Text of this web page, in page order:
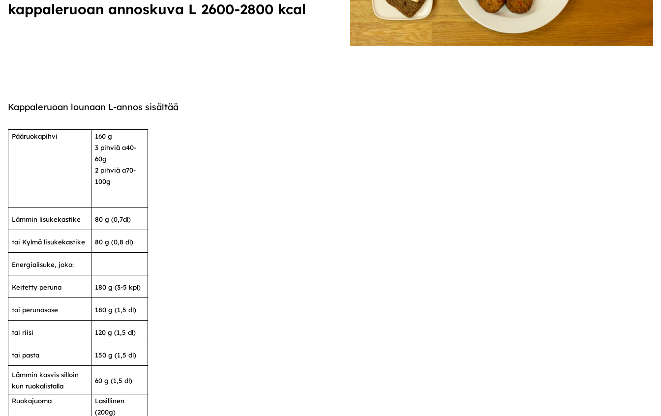
kappaleruoan annoskuva L 2600-2800 kcal
Kappaleruoan lounaan L-annos sisältää
Pääruokapihvi
160 g
3 pihviä a40-
60g
2 pihviä a70-
100g
Lämmin lisukekastike 80 g (0,7dl)
tai Kylmä lisukekastike 80 g (0,8 dl)
Energialisuke, joko:
Keitetty peruna 180 g (3-5 kpl)
tai perunasose 180 g (1,5 dl)
tai riisi 120 g (1,5 dl)
tai pasta 150 g (1,5 dl)
Lämmin kasvis silloin
kun ruokalistalla
60 g (1,5 dl)
Ruokajuoma
Lasillinen
(200g)